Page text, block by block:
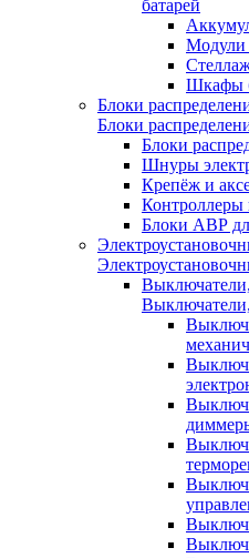
батарей
Модули
Шкафы
Блоки
Блоки
Блоки
Шнуры
Крепёж и
Контроллеры
Блоки АВР